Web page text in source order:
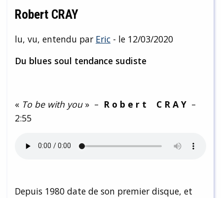
Robert CRAY
lu, vu, entendu par Eric - le 12/03/2020
Du blues soul tendance sudiste
« To be with you» – R o b e r t C R A Y –
2:55
Depuis 1980 date de son premier disque, et